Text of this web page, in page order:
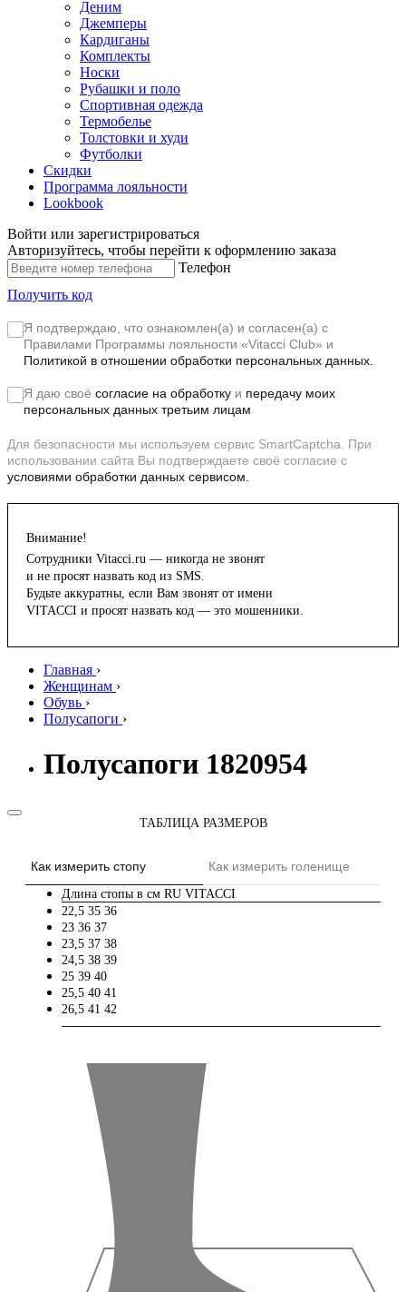
Деним
Джемперы
Кардиганы
Комплекты
Носки
Рубашки и поло
Спортивная одежда
Термобелье
Толстовки и худи
Футболки
Скидки
Программа лояльности
Lookbook
Войти или зарегистрироваться
Авторизуйтесь, чтобы перейти к оформлению заказа
Телефон
Получить код
Я подтверждаю, что ознакомлен(а) и согласен(а) с
Правилами Программы лояльности «Vitacci Club» и
Политикой в отношении обработки персональных данных.
Я даю своё согласие на обработку и передачу моих
персональных данных третьим лицам
Для безопасности мы используем сервис SmartCaptcha. При
использовании сайта Вы подтверждаете своё согласие с
условиями обработки данных сервисом.
Внимание!
Сотрудники Vitacci.ru — никогда не звонят
и не просят назвать код из SMS.
Будьте аккуратны, если Вам звонят от имени
VITACCI и просят назвать код — это мошенники.
Главная ›
Женщинам ›
Обувь ›
Полусапоги ›
Полусапоги 1820954
ТАБЛИЦА РАЗМЕРОВ
Как измерить стопу Как измерить голенище
Длина стопы в см RU VITACCI
22,5 35 36
23 36 37
23,5 37 38
24,5 38 39
25 39 40
25,5 40 41
26,5 41 42